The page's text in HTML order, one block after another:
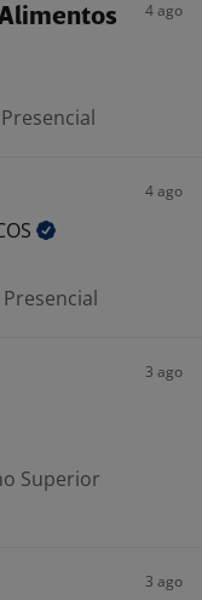
4 ago
Presencial
4 ago
Presencial
3 ago
Superior
3 ago